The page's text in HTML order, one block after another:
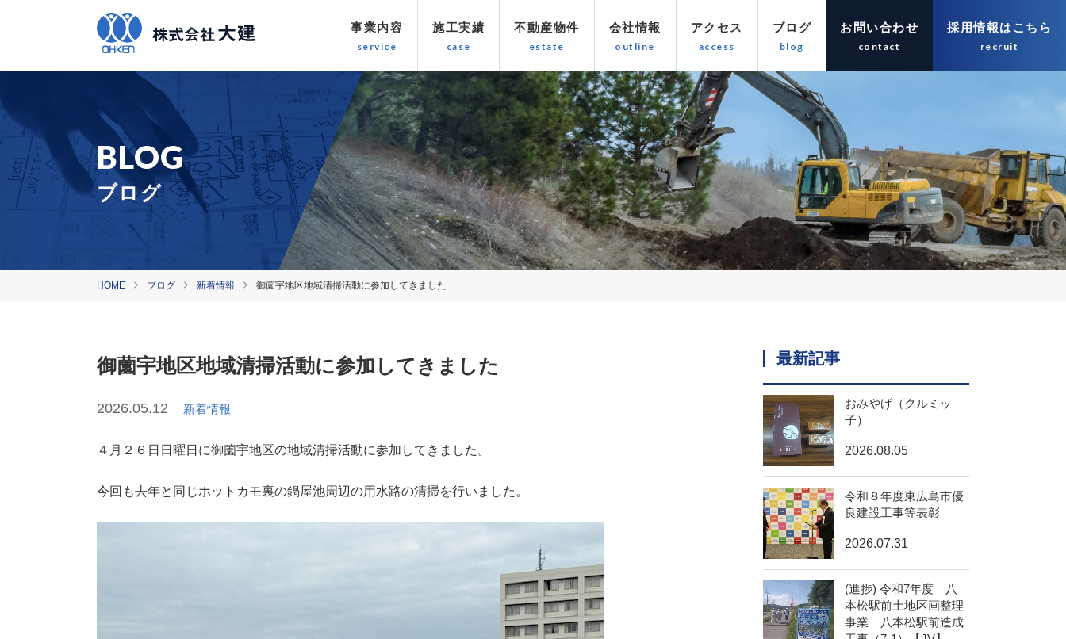
事業内容 施工実績 不動産物件 会社情報 アクセス ブログ お問い合わせ 採用情報はこちら
ブログ
HOME ブログ 新着情報 御薗宇地区地域清掃活動に参加してきました
御薗宇地区地域清掃活動に参加してきました
2026.05.12 新着情報
４月２６日日曜日に御薗宇地区の地域清掃活動に参加してきました。
今回も去年と同じホットカモ裏の鍋屋池周辺の用水路の清掃を行いました。
最新記事
おみやげ（クルミッ
子）
2026.08.05
令和８年度東広島市優
良建設工事等表彰
2026.07.31
(進捗) 令和7年度 八
本松駅前土地区画整理
事業 八本松駅前造成